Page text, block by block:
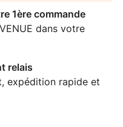
1ère commande
dans votre
relais
expédition rapide et